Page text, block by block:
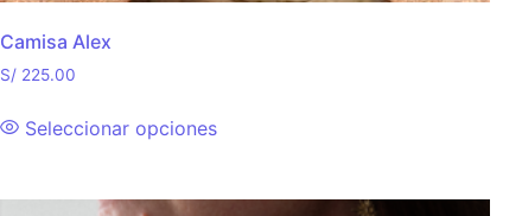
Camisa Alex
S/ 225.00
Seleccionar opciones